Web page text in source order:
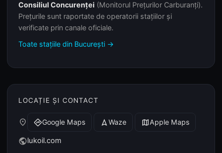
Consiliul Concurenței (Monitorul Prețurilor Carburanți).
Prețurile sunt raportate de operatorii stațiilor și
verificate prin canale oficiale.
Toate stațiile din București →
LOCAȚIE ȘI CONTACT
place directionsGoogle Maps navigation Waze mapApple Maps
publiclukoil.com